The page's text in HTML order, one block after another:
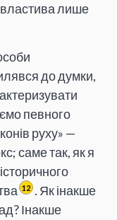
властива лише
до думки,
певного
руху» —
саме так, як я
12 . Як інакше
Інакше